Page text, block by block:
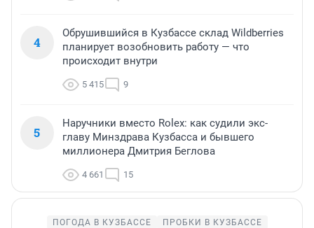
4
Обрушившийся в Кузбассе склад Wildberries
планирует возобновить работу — что
происходит внутри
5 415 9
5
Наручники вместо Rolex: как судили экс-
главу Минздрава Кузбасса и бывшего
миллионера Дмитрия Беглова
4 661 15
ПОГОДА В КУЗБАССЕ
ПРОБКИ В КУЗБАССЕ